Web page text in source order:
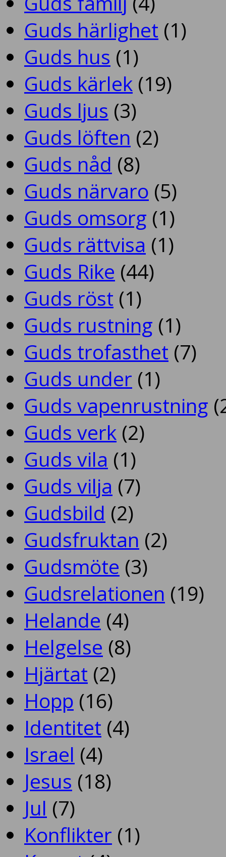
Guds härlighet (1)
Guds hus (1)
Guds kärlek (19)
Guds ljus (3)
Guds löften (2)
Guds nåd (8)
Guds närvaro (5)
Guds omsorg (1)
Guds rättvisa (1)
Guds Rike (44)
Guds röst (1)
Guds rustning (1)
Guds trofasthet (7)
Guds under (1)
Guds vapenrustning
Guds verk (2)
Guds vila (1)
Guds vilja (7)
Gudsbild (2)
Gudsfruktan (2)
Gudsmöte (3)
Gudsrelationen (19)
Helande (4)
Helgelse (8)
Hjärtat (2)
Hopp (16)
Identitet (4)
Israel (4)
Jesus (18)
Jul (7)
Konflikter (1)